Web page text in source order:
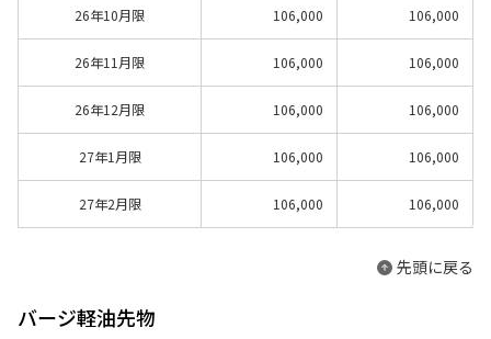
26年10月限 106,000 106,000
26年11月限 106,000 106,000
26年12月限 106,000 106,000
27年1月限 106,000 106,000
27年2月限 106,000 106,000
先頭に戻る
バージ軽油先物